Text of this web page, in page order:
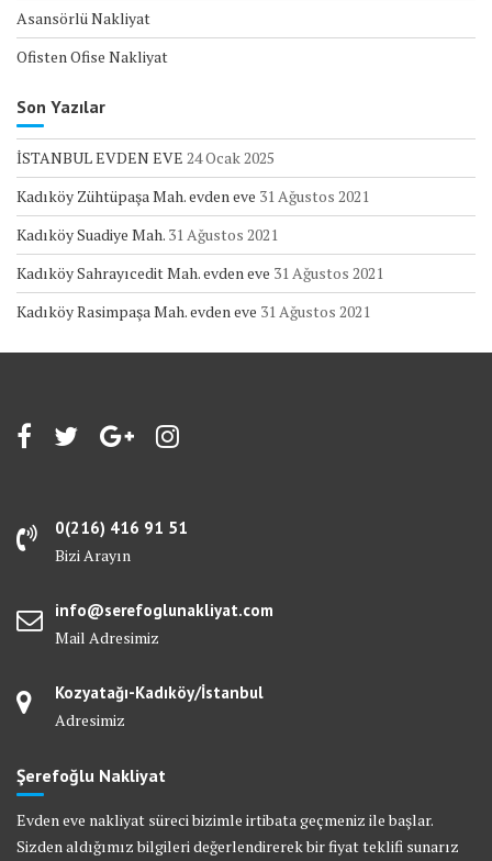
Asansörlü Nakliyat
Ofisten Ofise Nakliyat
Son Yazılar
İSTANBUL EVDEN EVE 24 Ocak 2025
Kadıköy Zühtüpaşa Mah. evden eve 31 Ağustos 2021
Kadıköy Suadiye Mah. 31 Ağustos 2021
Kadıköy Sahrayıcedit Mah. evden eve 31 Ağustos 2021
Kadıköy Rasimpaşa Mah. evden eve 31 Ağustos 2021
0(216) 416 91 51
Bizi Arayın
info@serefoglunakliyat.com
Mail Adresimiz
Kozyatağı-Kadıköy/İstanbul
Adresimiz
Şerefoğlu Nakliyat
Evden eve nakliyat süreci bizimle irtibata geçmeniz ile başlar.
Sizden aldığımız bilgileri değerlendirerek bir fiyat teklifi sunarız